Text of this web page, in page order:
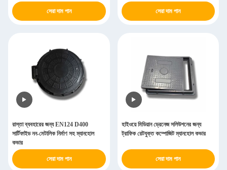
সেরা দাম পান সেরা দাম পান
রাস্তা ব্যবহারের জন্য EN124 D400
সার্টিফাইড নন-মেটালিক নির্মাণ সহ ম্যানহোল
কভার
সেরা দাম পান
হাইওয়ে মিডিয়ান ড্রেনেজ সলিউশনের জন্য
ট্রাফিক রেটযুক্ত কম্পোজিট ম্যানহোল কভার
সেরা দাম পান